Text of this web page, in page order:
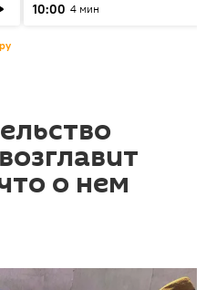
10:00 4 мин
о нем